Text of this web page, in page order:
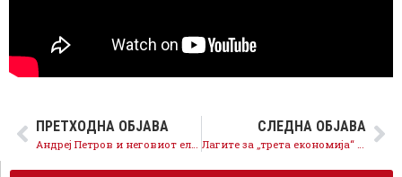
ПРЕТХОДНА ОБЈАВА СЛЕДНА ОБЈАВА